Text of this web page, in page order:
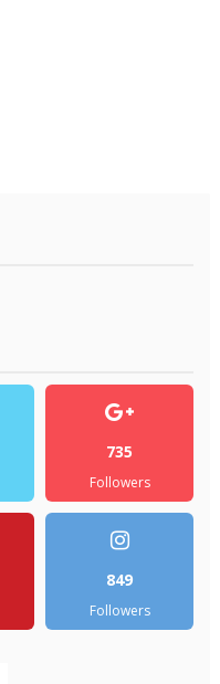
735
Followers
849
Followers